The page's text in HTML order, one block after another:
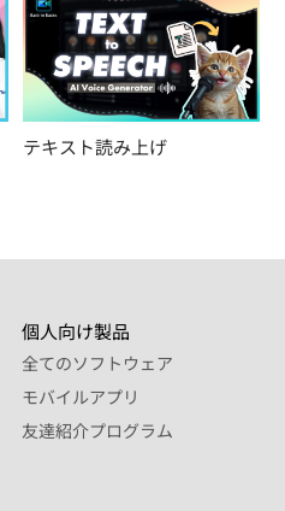
テキスト読み上げ
個人向け製品
全てのソフトウェア
モバイルアプリ
友達紹介プログラム